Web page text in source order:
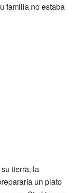
familia no estaba
tierra, la
un plato